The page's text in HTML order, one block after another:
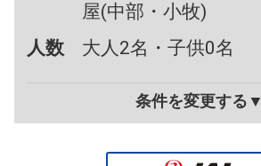
屋(中部・小牧)
人数
大人2名・子供0名
条件を変更する▼